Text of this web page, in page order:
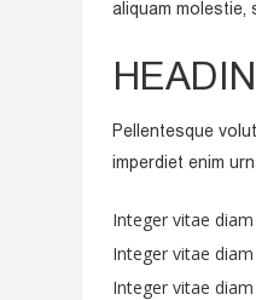
aliquam molestie,
Pellentesque
imperdiet enim
Integer vitae
Integer vitae
Integer vitae